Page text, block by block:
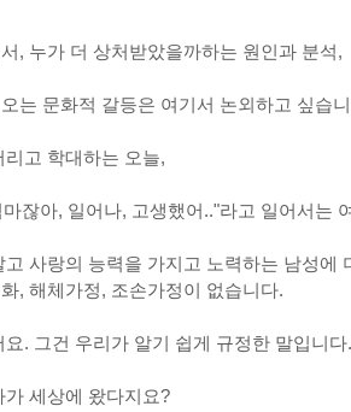
, 누가 더 상처받았을까하는 원인과 분석,
는 문화적 갈등은 여기서 논외하고 싶습
고 학대하는 오늘,
잖아, 일어나, 고생했어.."라고 일어서는
고 사랑의 능력을 가지고 노력하는 남성에
, 해체가정, 조손가정이 없습니다.
요. 그건 우리가 알기 쉽게 규정한 말입니다.
가 세상에 왔다지요?